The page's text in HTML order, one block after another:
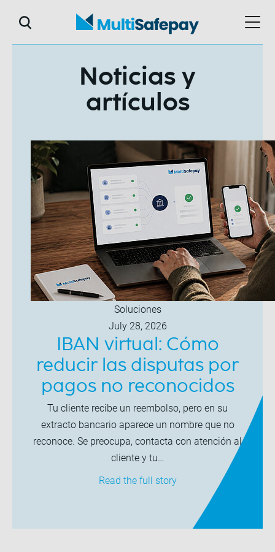
Noticias y
artículos
Soluciones
July 28, 2026
IBAN virtual: Cómo
reducir las disputas por
pagos no reconocidos
Tu cliente recibe un reembolso, pero en su
extracto bancario aparece un nombre que no
reconoce. Se preocupa, contacta con atención al
cliente y tu…
Read the full story